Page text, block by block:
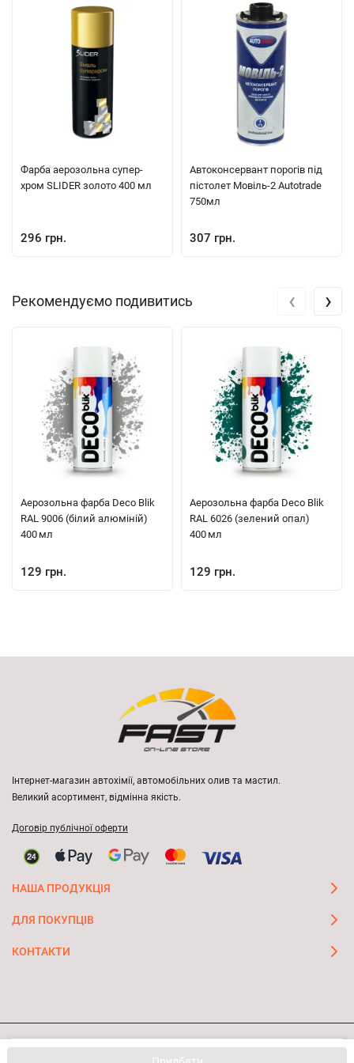
Фарба аерозольна супер-
хром SLIDER золото 400 мл
296 грн.
Автоконсервант порогів під
пістолет Мовіль-2 Autotrade
750мл
307 грн.
Рекомендуємо подивитись
Аерозольна фарба Deco Blik
RAL 9006 (білий алюміній)
400 мл
129 грн.
Аерозольна фарба Deco Blik
RAL 6026 (зелений опал)
400 мл
129 грн.
‹ ›
Інтернет-магазин автохімії, автомобільних олив та мастил.
Великий асортимент, відмінна якість.
Договір публічної оферти
НАША ПРОДУКЦІЯ
ДЛЯ ПОКУПЦІВ
КОНТАКТИ